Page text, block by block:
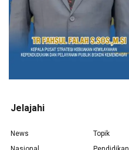
Jelajahi
News
Topik